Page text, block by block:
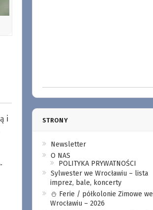
i STRONY
Newsletter
O NAS
POLITYKA PRYWATNOŚCI
Sylwester we Wrocławiu – lista
imprez, bale, koncerty
⛄️ Ferie / półkolonie Zimowe we
Wrocławiu – 2026